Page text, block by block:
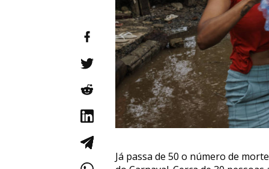
Já passa de 50 o número de